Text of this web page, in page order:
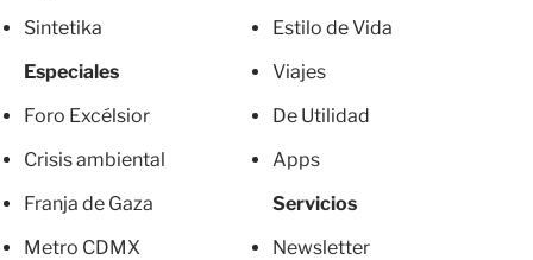
Sintetika
Especiales
Foro Excélsior
Crisis ambiental
Franja de Gaza
Metro CDMX
Estilo de Vida
Viajes
De Utilidad
Apps
Servicios
Newsletter